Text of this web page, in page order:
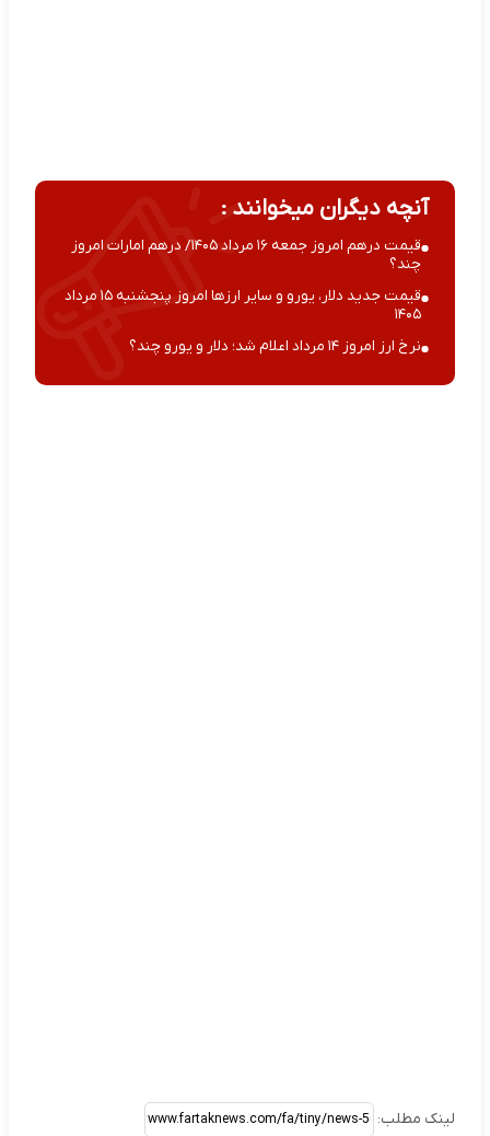
آنچه دیگران میخوانند :
قیمت درهم امروز جمعه ۱۶ مرداد ۱۴۰۵/ درهم امارات امروز
چند؟
قیمت جدید دلار، یورو و سایر ارزها امروز پنجشنبه ۱۵ مرداد
۱۴۰۵
نرخ ارز امروز ۱۴ مرداد اعلام شد؛ دلار و یورو چند؟
لینک مطلب: